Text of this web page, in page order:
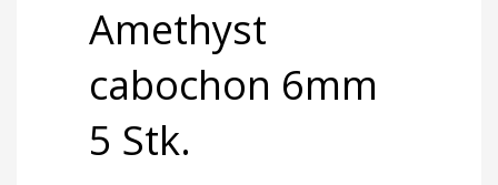
Amethyst
cabochon 6mm
5 Stk.